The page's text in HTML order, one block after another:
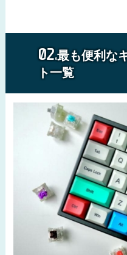
最も便利な
ト一覧